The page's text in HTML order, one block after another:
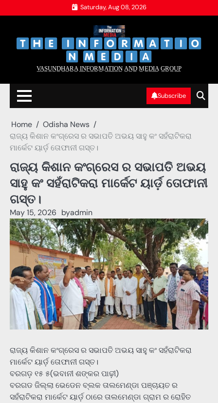
to
Saturday, Aug 08, 2026
V̲A̲S̲U̲N̲D̲H̲A̲R̲A̲ I̲N̲F̲O̲R̲M̲A̲T̲I̲O̲N̲ A̲N̲D̲ M̲E̲D̲I̲A̲ G̲R̲O̲U̲P̲
Subscribe
Home
Odisha News
ରାଜ୍ୟ କିଶାନ କଂଗ୍ରେସ ର ସଭାପତି ଅଭୟ ସାହୁ କଂ ସହଁରାଟିକରା
ମାର୍କେଟ ୟାର୍ଡ଼ ତୋଫାନୀ ଗସ୍ତ।
ରାଜ୍ୟ କିଶାନ କଂଗ୍ରେସ ର ସଭାପତି ଅଭୟ
ସାହୁ କଂ ସହଁରାଟିକରା ମାର୍କେଟ ୟାର୍ଡ଼ ତୋଫାନୀ
ଗସ୍ତ।
May 15, 2026 byadmin
ରାଜ୍ୟ କିଶାନ କଂଗ୍ରେସ ର ସଭାପତି ଅଭୟ ସାହୁ କଂ ସହଁରାଟିକରା
ମାର୍କେଟ ୟାର୍ଡ଼ ତୋଫାନୀ ଗସ୍ତ।
ବରଗଡ଼ ୧୫ ୫(ଭବାନୀ ଶଙ୍କର ପାଢ଼ୀ)
ବରଗଡ ଜିଲ୍ଲା ଭେଡେନ ବ୍ଲକ ତାଲମେଣ୍ଡା ପଞ୍ଚାୟତ ର
ସହଁରାଟିକରା ମାର୍କେଟ ୟାର୍ଡ଼ ଠାରେ ତାଲମେଣ୍ଡା ଗ୍ରାମ ର ରୋହିତ